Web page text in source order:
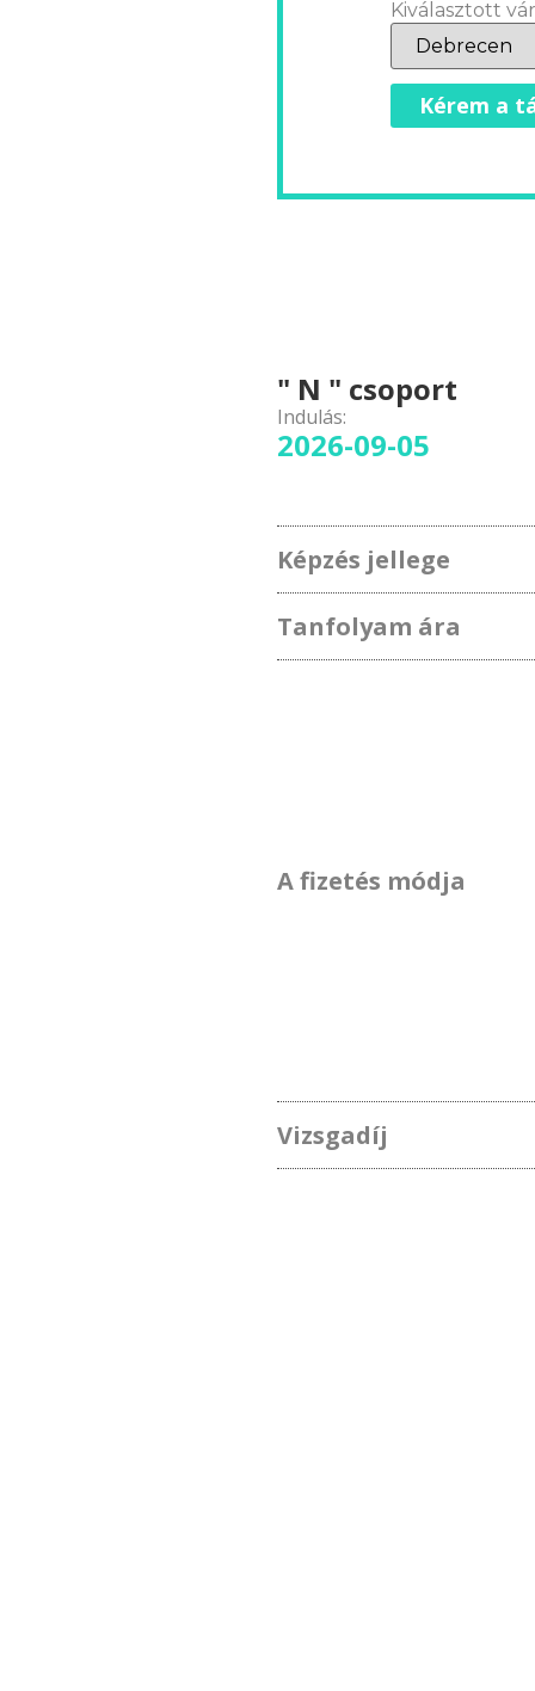
Kiválasztott
Kérem a
" N " csoport
Indulás:
2026-09-05
Képzés jellege
Tanfolyam ára
A fizetés módja
Vizsgadíj